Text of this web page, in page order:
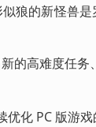
狼的新怪兽
的高难度任务
化 PC 版游戏